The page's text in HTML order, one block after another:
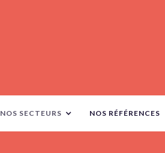
NOS SECTEURS NOS RÉFÉRENCES